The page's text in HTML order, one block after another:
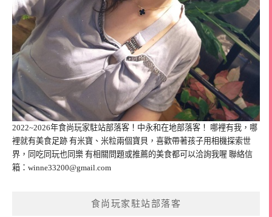
2022~2026年食尚玩家駐站部落客！中永和在地部落客！ 哪裡有我，哪
裡就有美食足跡 有米寶、米粒兩個寶貝，喜歡帶著孩子用相機探索世
界，同吃同玩也同樂 有相關問題或推薦的美食都可以洽詢我喔 聯絡信
箱： winne33200@gmail.com
食尚玩家駐站部落客